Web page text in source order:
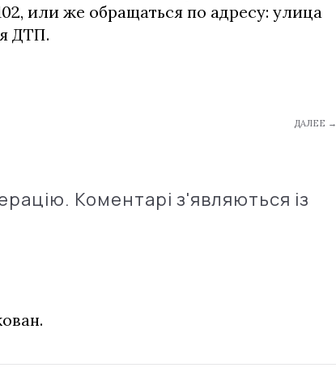
или же обращаться по адресу: улица
ДТП.
ДАЛЕЕ →
Коментарі з'являються із